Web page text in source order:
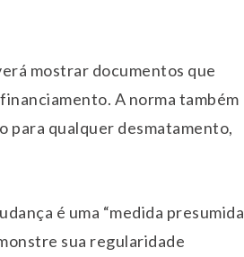
mostrar documentos que
A norma também
para qualquer desmatamento,
é uma “medida presumida
sua regularidade